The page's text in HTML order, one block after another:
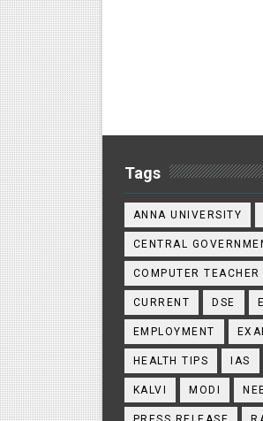
Tags
ANNA UNIVERSITY
CENTRAL
COMPUTER TEACHER
CURRENT DSE
EMPLOYMENT
HEALTH TIPS IAS
KALVI MODI